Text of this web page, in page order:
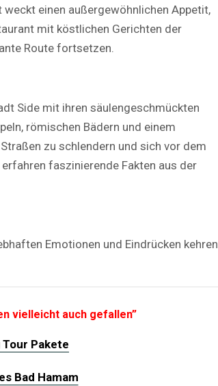
einen außergewöhnlichen Appetit,
mit köstlichen Gerichten der
Route fortsetzen.
Side mit ihren säulengeschmückten
römischen Bädern und einem
zu schlendern und sich vor dem
faszinierende Fakten aus der
Emotionen und Eindrücken kehren
vielleicht auch gefallen”
Pakete
Bad Hamam